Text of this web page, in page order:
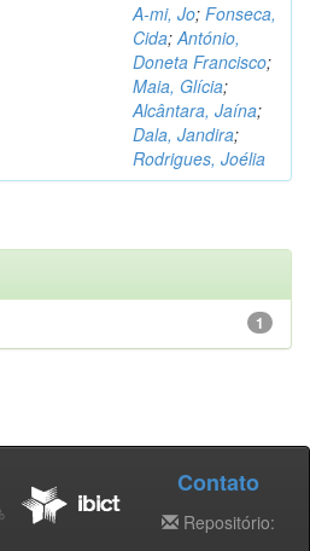
A-mi, Jo; Fonseca,
Cida;António,
Doneta Francisco;
Maia, Glícia;
Alcântara, Jaína;
Dala, Jandira;
Rodrigues, Joélia
1
Contato
Repositório: